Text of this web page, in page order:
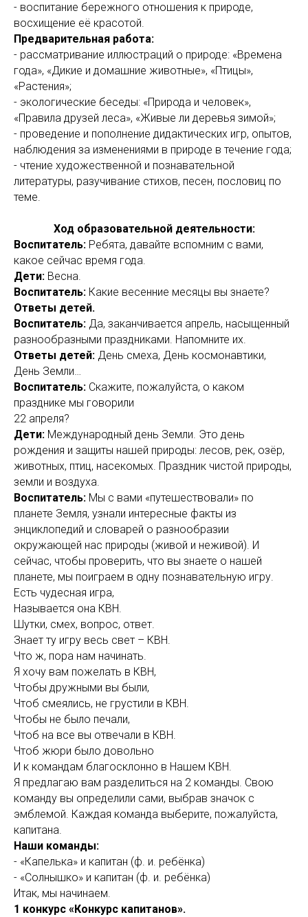
- воспитание бережного отношения к природе,
восхищение её красотой.
Предварительная работа:
- рассматривание иллюстраций о природе: «Времена
года», «Дикие и домашние животные», «Птицы»,
«Растения»;
- экологические беседы: «Природа и человек»,
«Правила друзей леса», «Живые ли деревья зимой»;
- проведение и пополнение дидактических игр, опытов,
наблюдения за изменениями в природе в течение года;
- чтение художественной и познавательной
литературы, разучивание стихов, песен, пословиц по
теме.
Ход образовательной деятельности:
Воспитатель: Ребята, давайте вспомним с вами,
какое сейчас время года.
Дети: Весна.
Воспитатель: Какие весенние месяцы вы знаете?
Ответы детей.
Воспитатель: Да, заканчивается апрель, насыщенный
разнообразными праздниками. Напомните их.
Ответы детей: День смеха, День космонавтики,
День Земли…
Воспитатель: Скажите, пожалуйста, о каком
празднике мы говорили
22 апреля?
Дети: Международный день Земли. Это день
рождения и защиты нашей природы: лесов, рек, озёр,
животных, птиц, насекомых. Праздник чистой природы,
земли и воздуха.
Воспитатель: Мы с вами «путешествовали» по
планете Земля, узнали интересные факты из
энциклопедий и словарей о разнообразии
окружающей нас природы (живой и неживой). И
сейчас, чтобы проверить, что вы знаете о нашей
планете, мы поиграем в одну познавательную игру.
Есть чудесная игра,
Называется она КВН.
Шутки, смех, вопрос, ответ.
Знает ту игру весь свет – КВН.
Что ж, пора нам начинать.
Я хочу вам пожелать в КВН,
Чтобы дружными вы были,
Чтоб смеялись, не грустили в КВН.
Чтобы не было печали,
Чтоб на все вы отвечали в КВН.
Чтоб жюри было довольно
И к командам благосклонно в Нашем КВН.
Я предлагаю вам разделиться на 2 команды. Свою
команду вы определили сами, выбрав значок с
эмблемой. Каждая команда выберите, пожалуйста,
капитана.
Наши команды:
- «Капелька» и капитан (ф. и. ребёнка)
- «Солнышко» и капитан (ф. и. ребёнка)
Итак, мы начинаем.
1 конкурс «Конкурс капитанов».